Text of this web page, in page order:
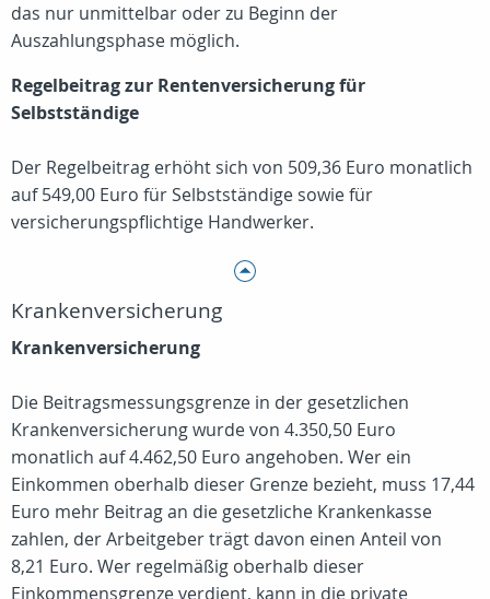
das nur unmittelbar oder zu Beginn der
Auszahlungsphase möglich.
Regelbeitrag zur Rentenversicherung für
Selbstständige
Der Regelbeitrag erhöht sich von 509,36 Euro monatlich
auf 549,00 Euro für Selbstständige sowie für
versicherungspflichtige Handwerker.
Krankenversicherung
Krankenversicherung
Die Beitragsmessungsgrenze in der gesetzlichen
Krankenversicherung wurde von 4.350,50 Euro
monatlich auf 4.462,50 Euro angehoben. Wer ein
Einkommen oberhalb dieser Grenze bezieht, muss 17,44
Euro mehr Beitrag an die gesetzliche Krankenkasse
zahlen, der Arbeitgeber trägt davon einen Anteil von
8,21 Euro. Wer regelmäßig oberhalb dieser
Einkommensgrenze verdient, kann in die private